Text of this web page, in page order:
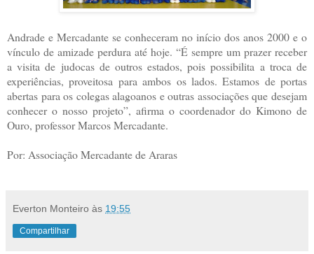
Andrade e Mercadante se conheceram no início dos anos 2000 e o
vínculo de amizade perdura até hoje. “É sempre um prazer receber
a visita de judocas de outros estados, pois possibilita a troca de
experiências, proveitosa para ambos os lados. Estamos de portas
abertas para os colegas alagoanos e outras associações que desejam
conhecer o nosso projeto”, afirma o coordenador do Kimono de
Ouro, professor Marcos Mercadante.
Por: Associação Mercadante de Araras
Everton Monteiro às 19:55
Compartilhar